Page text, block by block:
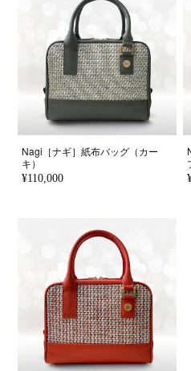
Nagi［ナギ］紙布バッグ（カー
キ）
¥110,000